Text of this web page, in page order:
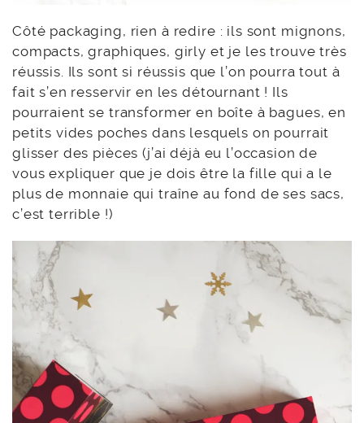
Côté packaging, rien à redire : ils sont mignons,
compacts, graphiques, girly et je les trouve très
réussis. Ils sont si réussis que l’on pourra tout à
fait s’en resservir en les détournant ! Ils
pourraient se transformer en boîte à bagues, en
petits vides poches dans lesquels on pourrait
glisser des pièces (j’ai déjà eu l’occasion de
vous expliquer que je dois être la fille qui a le
plus de monnaie qui traîne au fond de ses sacs,
c’est terrible !)